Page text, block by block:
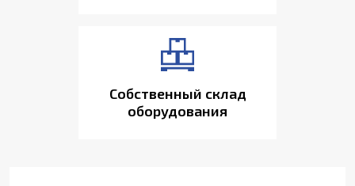
Собственный склад
оборудования